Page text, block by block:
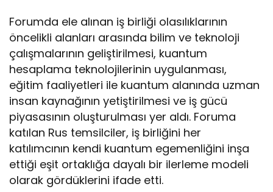
Forumda ele alınan iş birliği olasılıklarının
öncelikli alanları arasında bilim ve teknoloji
çalışmalarının geliştirilmesi, kuantum
hesaplama teknolojilerinin uygulanması,
eğitim faaliyetleri ile kuantum alanında uzman
insan kaynağının yetiştirilmesi ve iş gücü
piyasasının oluşturulması yer aldı. Foruma
katılan Rus temsilciler, iş birliğini her
katılımcının kendi kuantum egemenliğini inşa
ettiği eşit ortaklığa dayalı bir ilerleme modeli
olarak gördüklerini ifade etti.